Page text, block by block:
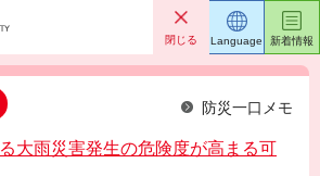
閉じる
防災一口メモ
大雨災害発生の危険度が高まる可
Language 新着情報